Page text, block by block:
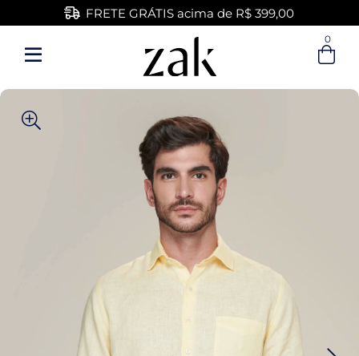
Entre com email ou cpf/cnpj
Criar nova conta
FRETE GRÁTIS acima de R$ 399,00
0